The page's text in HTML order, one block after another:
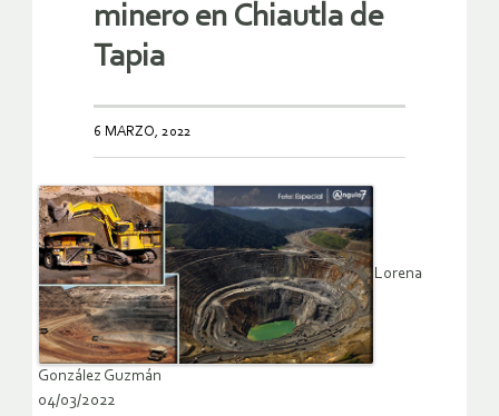
minero en Chiautla de
Tapia
6 MARZO, 2022
Lorena
González Guzmán
04/03/2022